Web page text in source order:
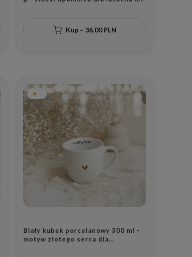
Kup – 36,00 PLN
Biały kubek porcelanowy 300 ml -
motyw złotego serca dla